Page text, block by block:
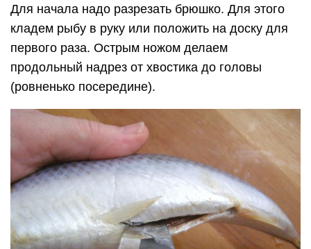
Для начала надо разрезать брюшко. Для этого
кладем рыбу в руку или положить на доску для
первого раза. Острым ножом делаем
продольный надрез от хвостика до головы
(ровненько посередине).